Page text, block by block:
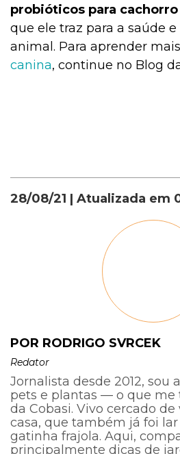
probióticos para cachorro
que ele traz para a saúde
animal. Para aprender
canina, continue no Blog
28/08/21 | Atualizada em
POR RODRIGO SVRCEK
Redator
Jornalista desde 2012, sou
pets e plantas — o que me
da Cobasi. Vivo cercado
casa, que também já foi
gatinha frajola. Aqui,
principalmente dicas de